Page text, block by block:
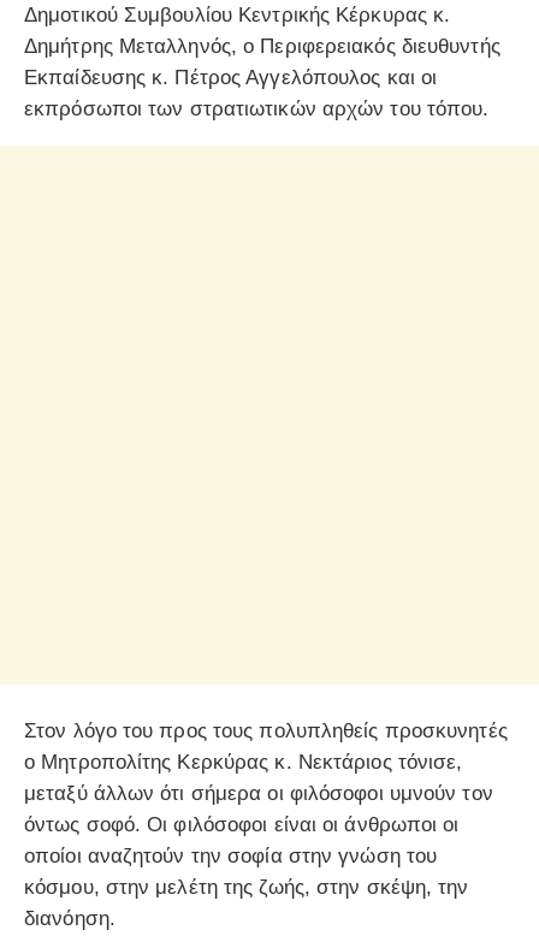
Δημοτικού Συμβουλίου Κεντρικής Κέρκυρας κ.
Δημήτρης Μεταλληνός, ο Περιφερειακός διευθυντής
Εκπαίδευσης κ. Πέτρος Αγγελόπουλος και οι
εκπρόσωποι των στρατιωτικών αρχών του τόπου.
Στον λόγο του προς τους πολυπληθείς προσκυνητές
ο Μητροπολίτης Κερκύρας κ. Νεκτάριος τόνισε,
μεταξύ άλλων ότι σήμερα οι φιλόσοφοι υμνούν τον
όντως σοφό. Οι φιλόσοφοι είναι οι άνθρωποι οι
οποίοι αναζητούν την σοφία στην γνώση του
κόσμου, στην μελέτη της ζωής, στην σκέψη, την
διανόηση.